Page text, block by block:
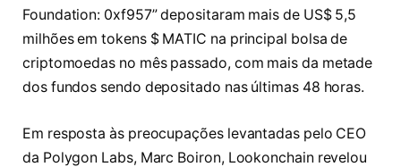
Foundation: 0xf957” depositaram mais de US$ 5,5
milhões em tokens $ MATIC na principal bolsa de
criptomoedas no mês passado, com mais da metade
dos fundos sendo depositado nas últimas 48 horas.
Em resposta às preocupações levantadas pelo CEO
da Polygon Labs, Marc Boiron, Lookonchain revelou